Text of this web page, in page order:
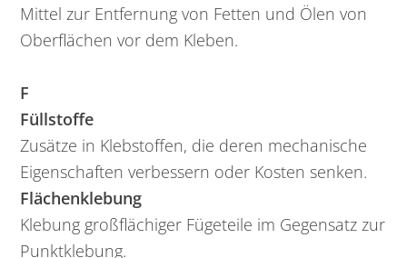
Mittel zur Entfernung von Fetten und Ölen von
Oberflächen vor dem Kleben.
F
Füllstoffe
Zusätze in Klebstoffen, die deren mechanische
Eigenschaften verbessern oder Kosten senken.
Flächenklebung
Klebung großflächiger Fügeteile im Gegensatz zur
Punktklebung.